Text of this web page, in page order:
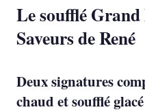
Le soufflé
Saveurs de René
Deux signatures
chaud et soufflé glacé